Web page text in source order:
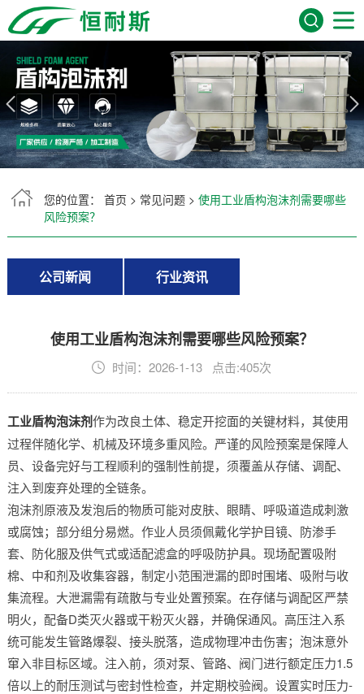
网站首页
关于我们
产品展示
服务领域
新闻资讯
常见问题
您的位置： 首页 > 常见问题> 使用工业盾构泡沫剂需要哪些
风险预案？
公司新闻 行业资讯
使用工业盾构泡沫剂需要哪些风险预案？
时间：2026-1-13 点击:405次
工业盾构泡沫剂作为改良土体、稳定开挖面的关键材料，其使用
过程伴随化学、机械及环境多重风险。严谨的风险预案是保障人
员、设备完好与工程顺利的强制性前提，须覆盖从存储、调配、
注入到废弃处理的全链条。
泡沫剂原液及发泡后的物质可能对皮肤、眼睛、呼吸道造成刺激
或腐蚀；部分组分易燃。作业人员须佩戴化学护目镜、防渗手
套、防化服及供气式或适配滤盒的呼吸防护具。现场配置吸附
棉、中和剂及收集容器，制定小范围泄漏的即时围堵、吸附与收
集流程。大泄漏需有疏散与专业处置预案。在存储与调配区严禁
明火，配备D类灭火器或干粉灭火器，并确保通风。高压注入系
统可能发生管路爆裂、接头脱落，造成物理冲击伤害；泡沫意外
窜入非目标区域。注入前，须对泵、管路、阀门进行额定压力1.5
倍以上的耐压测试与密封性检查，并定期校验阀。设置实时压力-